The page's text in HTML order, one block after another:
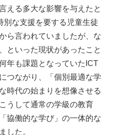
える多大な影響を与えたと
別な支援を要する児童生徒
ら言われていましたが、な
といった現状があったこと
年も課題となっていたICT
つながり、「個別最適な学
時代の始まりを想像させる
うして通常の学級の教育
協働的な学び」の一体的な
した。